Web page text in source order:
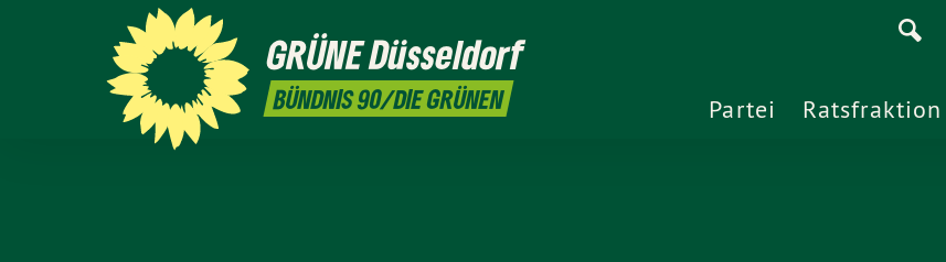
GRÜNEDüsseldorf
BÜNDNIS 90/DIE GRÜNEN Partei Ratsfraktion